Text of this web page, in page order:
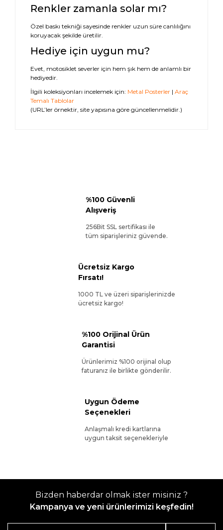
Renkler zamanla solar mı?
Özel baskı tekniği sayesinde renkler uzun süre canlılığını
koruyacak şekilde üretilir.
Hediye için uygun mu?
Evet, motosiklet severler için hem şık hem de anlamlı bir
hediyedir.
İlgili koleksiyonları incelemek için: Metal Posterler | Araç
Temalı Tablolar
(URL’ler örnektir, site yapısına göre güncellenmelidir.)
%100 Güvenli
Alışveriş
256Bit SSL sertifikası ile
tüm siparişleriniz güvende.
Ücretsiz Kargo
Fırsatı!
1000 TL ve üzeri siparişlerinizde
ücretsiz kargo!
%100 Orijinal Ürün
Garantisi
Ürünlerimiz %100 orijinal olup
faturanız ile birlikte gönderilir.
Uygun Ödeme
Seçenekleri
Anlaşmalı kredi kartlarına
uygun taksit seçenekleriyle
Bizden haberdar olmak ister misiniz ?
Kampanya ve yeni ürünlerimizi keşfedin!